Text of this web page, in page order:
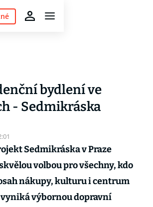
bydlení ve
- Sedmikráska
Sedmikráska v Praze
volbou pro všechny, kdo
nákupy, kulturu i centrum
vyniká výbornou dopravní